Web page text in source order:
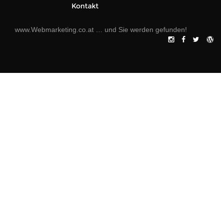
Kontakt
www.Webmarketing.co.at … und Sie werden gefunden!